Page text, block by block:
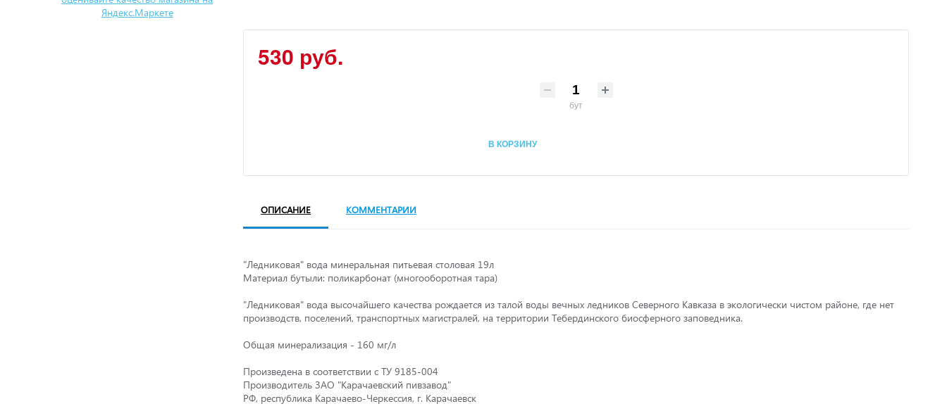
530 руб.
бут
В КОРЗИНУ
ОПИСАНИЕ КОММЕНТАРИИ
"Ледниковая" вода минеральная питьевая столовая 19л
Материал бутыли: поликарбонат (многооборотная тара)
"Ледниковая" вода высочайшего качества рождается из талой воды вечных ледников Северного Кавказа в экологически чистом районе, где нет
производств, поселений, транспортных магистралей, на территории Тебердинского биосферного заповедника.
Общая минерализация - 160 мг/л
Произведена в соответствии с ТУ 9185-004
Производитель ЗАО "Карачаевский пивзавод"
РФ, республика Карачаево-Черкессия, г. Карачаевск